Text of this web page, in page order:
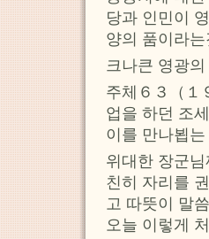
당과 인민이
양의 품이라
크나큰 영광의
주체６３（１
업을 하던 조
이를 만나뵙
위대한 장군
친히 자리를
고 따뜻이 말
오늘 이렇게